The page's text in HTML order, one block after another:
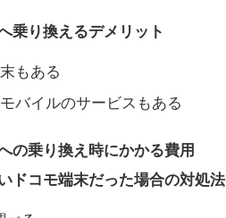
乗り換えるデメリット
もある
バイルのサービスもある
の乗り換え時にかかる費用
ドコモ端末だった場合の対処法